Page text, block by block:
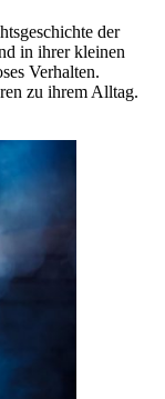
der
in ihrer kleinen
Verhalten.
zu ihrem Alltag.